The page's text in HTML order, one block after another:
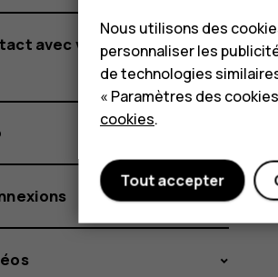
avec votre famille et
Nous utilisons des
personnaliser les
de technologies
« Paramètres des
cookies.
Tout accepter